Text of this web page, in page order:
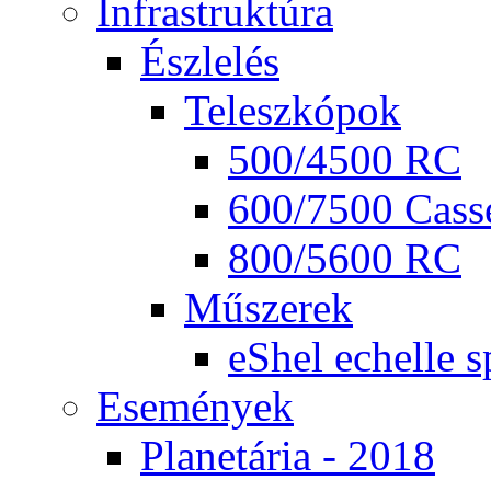
Inf­ra­struk­tú­ra
Ész­le­lés
Te­lesz­kó­pok
500/4500 RC
600/7500
800/5600 RC
Mű­sze­rek
eS­hel echel­le
Ese­mé­nyek
Pla­ne­tá­ria - 2018